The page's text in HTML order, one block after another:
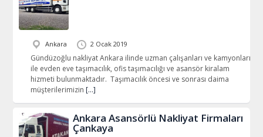
Ankara 2 Ocak 2019
Gündüzoğlu nakliyat Ankara ilinde uzman çalışanları ve kamyonları
ile evden eve taşımacılık, ofis taşımacılığı ve asansör kiralam
hizmeti bulunmaktadır. Taşımacılık öncesi ve sonrası daima
müşterilerimizin […]
Ankara Asansörlü Nakliyat Firmaları
Çankaya